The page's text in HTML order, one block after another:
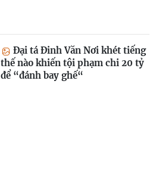
Đại tá Đinh Văn Nơi khét tiếng
thế nào khiến tội phạm chi 20 tỷ
để “đánh bay ghế“